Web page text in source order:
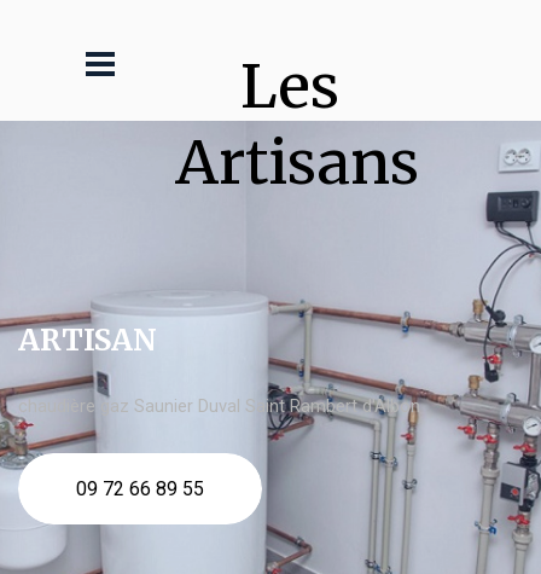
Les
Artisans
ARTISAN
chaudière gaz Saunier Duval Saint Rambert d'Albon
09 72 66 89 55